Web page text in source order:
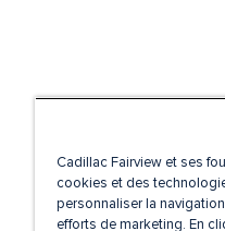
Cadillac Fairview et ses
cookies et des
personnaliser la
efforts de marketing. En